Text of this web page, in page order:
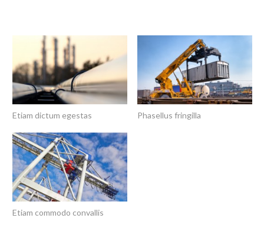
Etiam dictum egestas Phasellus fringilla
Etiam commodo convallis